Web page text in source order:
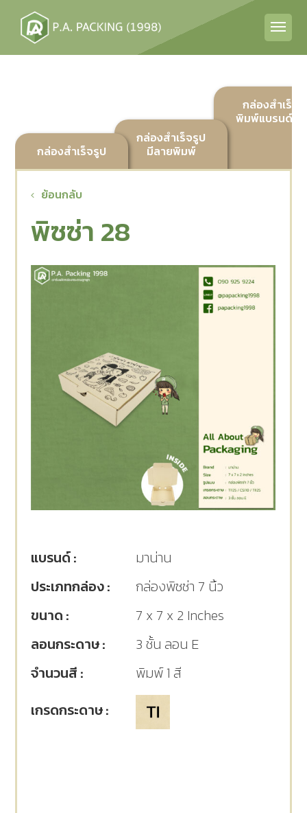
กล่องสำเร็จรูป
กล่องสำเร็จรูป
มีลายพิมพ์
กล่องสำเร็จ
พิมพ์แบรนด์ลู
ย้อนกลับ
พิซซ่า 28
แบรนด์ :
มาน่าน
ประเภทกล่อง :
กล่องพิซซ่า 7 นิ้ว
ขนาด :
7 x 7 x 2 Inches
ลอนกระดาษ :
3 ชั้น ลอน E
จำนวนสี :
พิมพ์ 1 สี
เกรดกระดาษ :